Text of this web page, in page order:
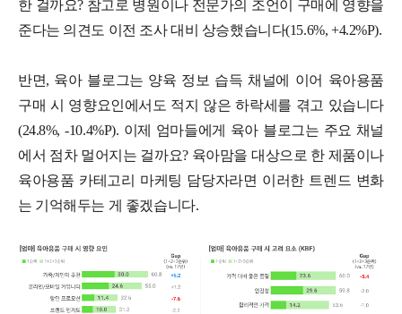
한 걸까요? 참고로 병원이나 전문가의 조언이 구매에 영향을
준다는 의견도 이전 조사 대비 상승했습니다(15.6%, +4.2%P).
반면, 육아 블로그는 양육 정보 습득 채널에 이어 육아용품
구매 시 영향요인에서도 적지 않은 하락세를 겪고 있습니다
(24.8%, -10.4%P). 이제 엄마들에게 육아 블로그는 주요 채널
에서 점차 멀어지는 걸까요? 육아맘을 대상으로 한 제품이나
육아용품 카테고리 마케팅 담당자라면 이러한 트렌드 변화
는 기억해두는 게 좋겠습니다.